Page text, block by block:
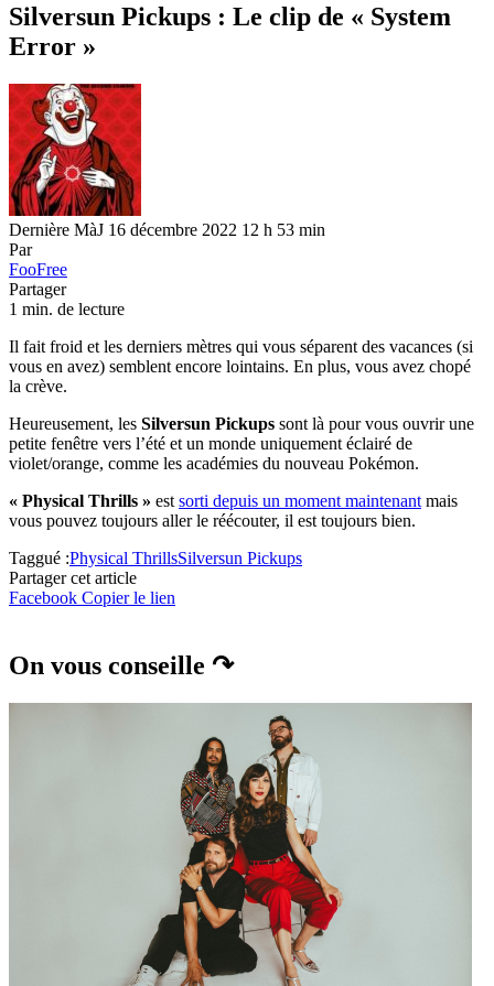
Silversun Pickups : Le clip de « System
Error »
Dernière MàJ 16 décembre 2022 12 h 53 min
Par
FooFree
Partager
1 min. de lecture
Il fait froid et les derniers mètres qui vous séparent des vacances (si
vous en avez) semblent encore lointains. En plus, vous avez chopé
la crève.
Heureusement, les Silversun Pickups sont là pour vous ouvrir une
petite fenêtre vers l’été et un monde uniquement éclairé de
violet/orange, comme les académies du nouveau Pokémon.
« Physical Thrills » est sorti depuis un moment maintenant mais
vous pouvez toujours aller le réécouter, il est toujours bien.
Taggué :Physical ThrillsSilversun Pickups
Partager cet article
Facebook Copier le lien
On vous conseille ↷